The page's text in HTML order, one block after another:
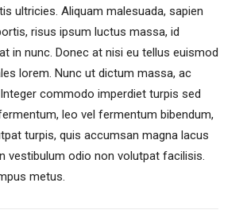
ultricies. Aliquam malesuada, sapien
risus ipsum luctus massa, id
in nunc. Donec at nisi eu tellus euismod
lorem. Nunc ut dictum massa, ac
commodo imperdiet turpis sed
leo vel fermentum bibendum,
turpis, quis accumsan magna lacus
vestibulum odio non volutpat facilisis.
metus.